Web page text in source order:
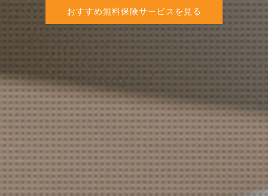
おすすめ無料保険サービスを見る